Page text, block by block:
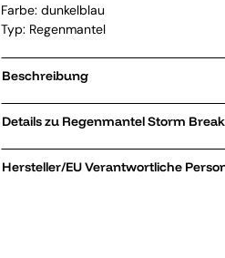
Farbe: dunkelblau
Typ: Regenmantel
Beschreibung
Details zu
Hersteller/EU Verantwortliche